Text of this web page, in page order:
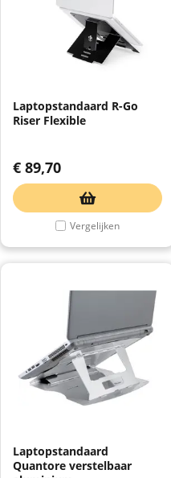
Laptopstandaard R-Go
Riser Flexible
€ 89,70
Vergelijken
Laptopstandaard
Quantore verstelbaar